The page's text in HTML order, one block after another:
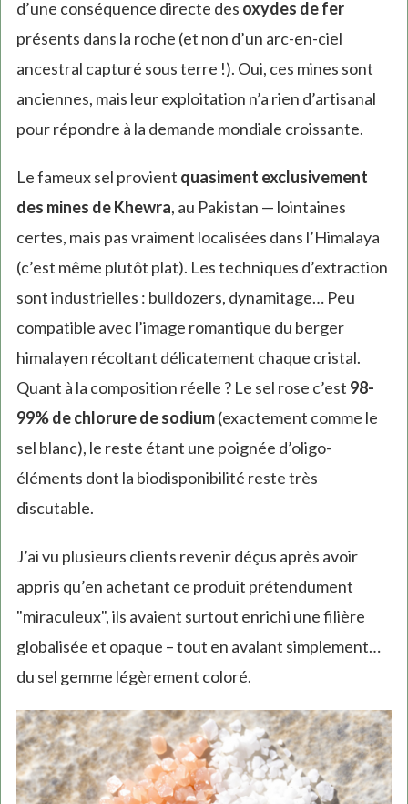
d’une conséquence directe des oxydes de fer
présents dans la roche (et non d’un arc-en-ciel
ancestral capturé sous terre !). Oui, ces mines sont
anciennes, mais leur exploitation n’a rien d’artisanal
pour répondre à la demande mondiale croissante.
Le fameux sel provient quasiment exclusivement
des mines de Khewra, au Pakistan — lointaines
certes, mais pas vraiment localisées dans l’Himalaya
(c’est même plutôt plat). Les techniques d’extraction
sont industrielles : bulldozers, dynamitage… Peu
compatible avec l’image romantique du berger
himalayen récoltant délicatement chaque cristal.
Quant à la composition réelle ? Le sel rose c’est 98-
99% de chlorure de sodium(exactement comme le
sel blanc), le reste étant une poignée d’oligo-
éléments dont la biodisponibilité reste très
discutable.
J’ai vu plusieurs clients revenir déçus après avoir
appris qu’en achetant ce produit prétendument
"miraculeux", ils avaient surtout enrichi une filière
globalisée et opaque – tout en avalant simplement…
du sel gemme légèrement coloré.